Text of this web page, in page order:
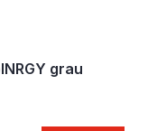
grau